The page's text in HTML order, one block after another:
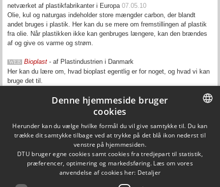
netværket af plastikfabrikanter i Europa 07.05.10
Olie, kul og naturgas indeholder store mængder carbon, der blandt
andet bruges i plastik. Her kan du se mere om fremstillingen af plastik
fra olie. Når plastikken ikke kan genbruges længere, kan den brændes
af og give os varme og strøm.
WEB Bioplast - af Plastindustrien i Danmark
Her kan du lære om, hvad bioplast egentlig er for noget, og hvad vi kan
bruge det til.
'En verden i plast. PLastens ABC'(pdf) - af Plastindustrien i
byggeprodukter, legetøj, elektronik, sportsudstyr o.s.v.I denne lille bog
kan du læse om plastikkens historien, og alt det vi bruger den til.
Opdateret den 24. september 2021
Ansvarlig: Anne Hansen
DANISH
ENGLISH
Denne hjemmeside bruger
cookies
Herunder kan du vælge hvilke formål du vil give samtykke til. Du kan
trække dit samtykke tilbage ved at trykke på det blå ikon nederst til
venstre på hjemmesiden.
DTU bruger egne cookies samt cookies fra tredjepart til statistik,
præferencer, optimering og markedsføring. Læs om vores
anvendelse af cookies her: Detaljer